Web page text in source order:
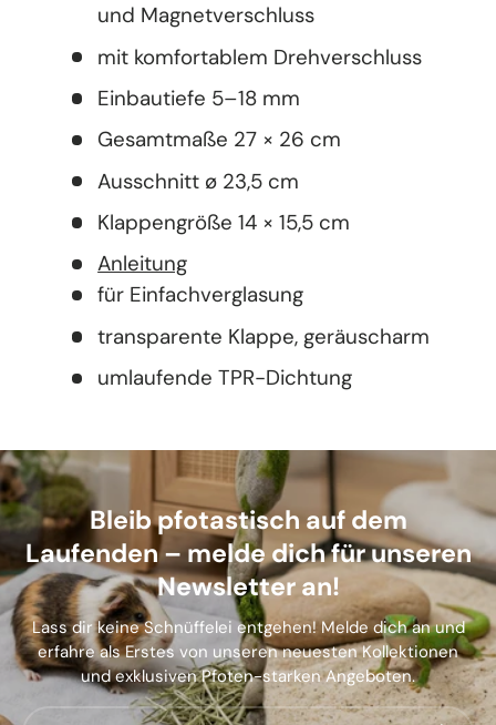
und Magnetverschluss
mit komfortablem Drehverschluss
Einbautiefe 5–18 mm
Gesamtmaße 27 × 26 cm
Ausschnitt ø 23,5 cm
Klappengröße 14 × 15,5 cm
Anleitung
für Einfachverglasung
transparente Klappe, geräuscharm
umlaufende TPR-Dichtung
Bleib pfotastisch auf dem
Laufenden – melde dich für unseren
Newsletter an!
Lass dir keine Schnüffelei entgehen! Melde dich an und
erfahre als Erstes von unseren neuesten Kollektionen
und exklusiven Pfoten-starken Angeboten.